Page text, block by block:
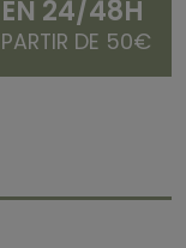
EN 24/48H
DE 50€